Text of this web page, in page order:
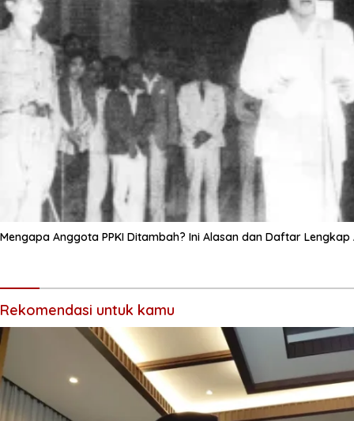
Mengapa Anggota PPKI Ditambah? Ini Alasan dan Daftar
Rekomendasi untuk kamu